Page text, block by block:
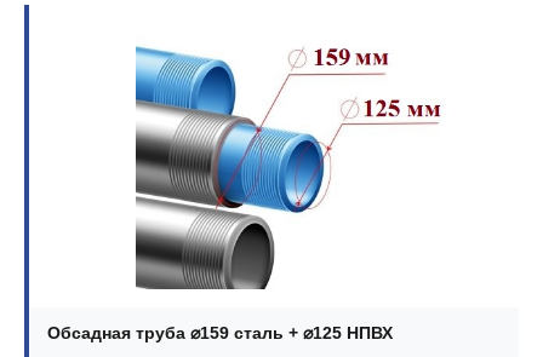
Обсадная труба ⌀159 сталь + ⌀125 НПВХ